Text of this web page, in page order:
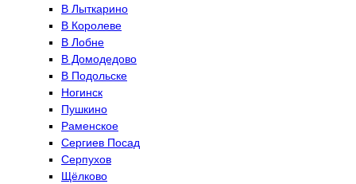
В Лыткарино
В Королеве
В Лобне
В Домодедово
В Подольске
Ногинск
Пушкино
Раменское
Сергиев Посад
Серпухов
Щёлково